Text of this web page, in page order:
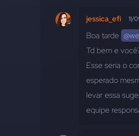
jessica_efi 11/
Boa tarde
Td bem e
Esse seria o
esperado
levar essa
equipe